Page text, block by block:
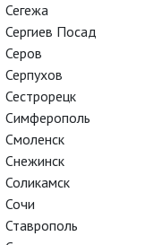
Сегежа
Сергиев Посад
Серов
Серпухов
Сестрорецк
Симферополь
Смоленск
Снежинск
Соликамск
Сочи
Ставрополь